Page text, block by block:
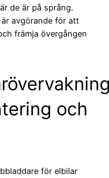
de är på språng.
avgörande för att
främja övergången
och
för elbilar